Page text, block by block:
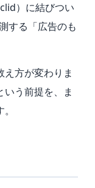
）に結びつい
する「広告のも
方が変わりま
う前提を、ま